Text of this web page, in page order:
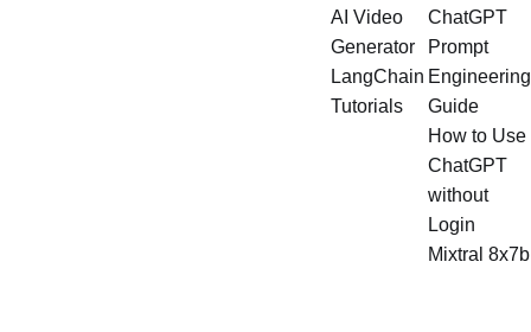
AI Video
Generator
LangChain
Tutorials
ChatGPT
Prompt
Engineering
Guide
How to Use
ChatGPT
without
Login
Mixtral 8x7b